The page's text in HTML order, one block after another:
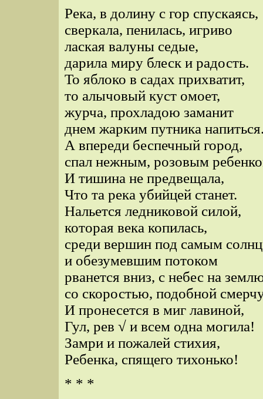
Река, в долину с гор спускаясь,
сверкала, пенилась, игриво
лаская валуны седые,
дарила миру блеск и радость.
То яблоко в садах прихватит,
то алычовый куст омоет,
журча, прохладою заманит
днем жарким путника
А впереди беспечный город,
спал нежным, розовым
И тишина не предвещала,
Что та река убийцей станет.
Нальется ледниковой силой,
которая века копилась,
среди вершин под самым
и обезумевшим потоком
рванется вниз, с небес на
со скоростью, подобной
И пронесется в миг лавиной,
Гул, рев √ и всем одна могила!
Замри и пожалей стихия,
Ребенка, спящего тихонько!
* * *